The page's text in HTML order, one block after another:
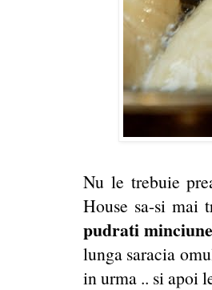
Nu le trebuie
House sa-si mai
pudrati
lunga saracia
in urma .. si apoi